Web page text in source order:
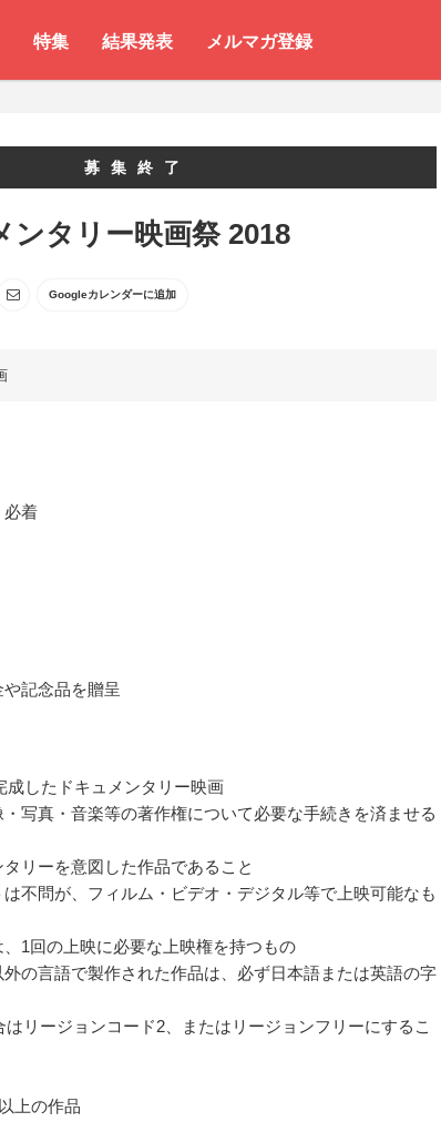
特集 結果発表 メルマガ登録
募集終了
ンタリー映画祭 2018
Googleカレンダーに追加
必着
記念品を贈呈
成したドキュメンタリー映画
写真・音楽等の著作権について必要な手続きを済ませる
リーを意図した作品であること
不問が、フィルム・ビデオ・デジタル等で上映可能なも
1回の上映に必要な上映権を持つもの
の言語で製作された作品は、必ず日本語または英語の字
リージョンコード2、またはリージョンフリーにするこ
上の作品